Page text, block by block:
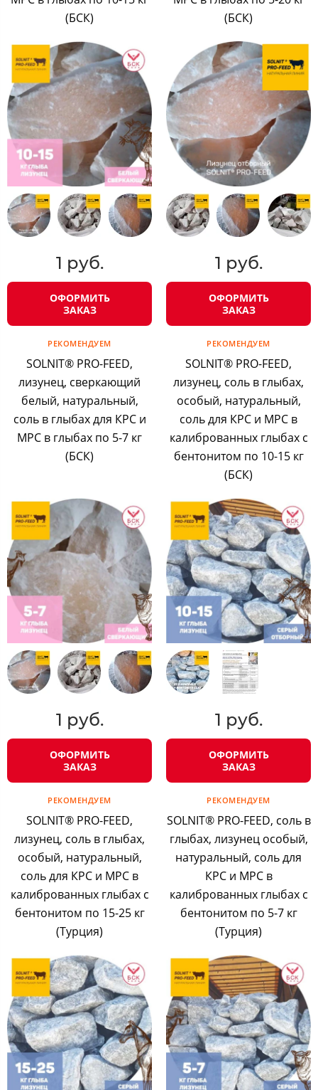
(БСК)
1 руб.
ОФОРМИТЬ
ЗАКАЗ
(БСК)
1 руб.
ОФОРМИТЬ
ЗАКАЗ
РЕКОМЕНДУЕМ
SOLNIT® PRO-FEED,
лизунец, сверкающий
белый, натуральный,
соль в глыбах для КРС и
МРС в глыбах по 5-7 кг
(БСК)
1 руб.
ОФОРМИТЬ
ЗАКАЗ
РЕКОМЕНДУЕМ
SOLNIT® PRO-FEED,
лизунец, соль в глыбах,
особый, натуральный,
соль для КРС и МРС в
калиброванных глыбах с
бентонитом по 10-15 кг
(БСК)
1 руб.
ОФОРМИТЬ
ЗАКАЗ
РЕКОМЕНДУЕМ
SOLNIT® PRO-FEED,
лизунец, соль в глыбах,
особый, натуральный,
соль для КРС и МРС в
калиброванных глыбах с
бентонитом по 15-25 кг
(Турция)
РЕКОМЕНДУЕМ
SOLNIT® PRO-FEED, соль в
глыбах, лизунец особый,
натуральный, соль для
КРС и МРС в
калиброванных глыбах с
бентонитом по 5-7 кг
(Турция)